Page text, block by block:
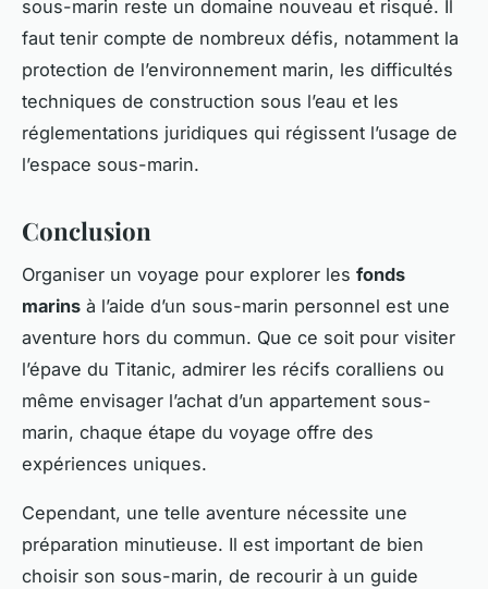
sous-marin reste un domaine nouveau et risqué. Il
faut tenir compte de nombreux défis, notamment la
protection de l’environnement marin, les difficultés
techniques de construction sous l’eau et les
réglementations juridiques qui régissent l’usage de
l’espace sous-marin.
Conclusion
Organiser un voyage pour explorer les fonds
marins à l’aide d’un sous-marin personnel est une
aventure hors du commun. Que ce soit pour visiter
l’épave du Titanic, admirer les récifs coralliens ou
même envisager l’achat d’un appartement sous-
marin, chaque étape du voyage offre des
expériences uniques.
Cependant, une telle aventure nécessite une
préparation minutieuse. Il est important de bien
choisir son sous-marin, de recourir à un guide